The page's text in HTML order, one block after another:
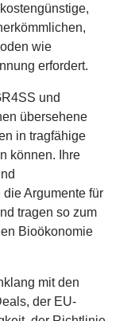
wie
erfordert.
4SS und
übersehene
in tragfähige
können. Ihre
Argumente für
tragen so zum
Bioökonomie
mit den
der EU-